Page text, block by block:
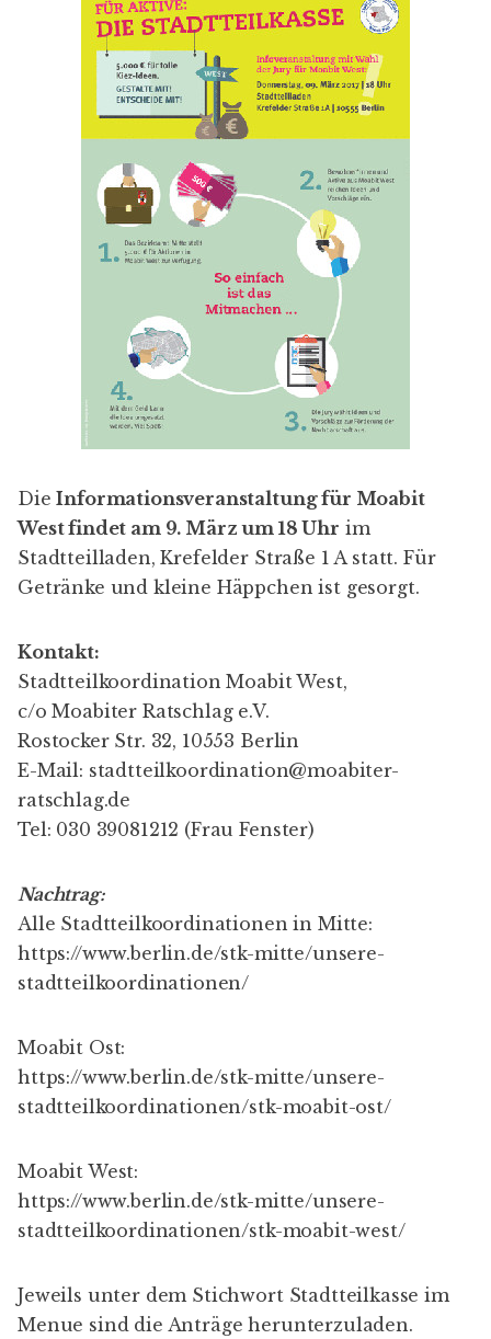
DieInformationsveranstaltung für Moabit
West findet am 9. März um 18 Uhr im
Stadtteilladen, Krefelder Straße 1 A statt. Für
Getränke und kleine Häppchen ist gesorgt.
Kontakt:
Stadtteilkoordination Moabit West,
c/o Moabiter Ratschlag e.V.
Rostocker Str. 32, 10553 Berlin
E-Mail: stadtteilkoordination@moabiter-
ratschlag.de
Tel: 030 39081212 (Frau Fenster)
Nachtrag:
Alle Stadtteilkoordinationen in Mitte:
https://www.berlin.de/stk-mitte/unsere-
stadtteilkoordinationen/
Moabit Ost:
https://www.berlin.de/stk-mitte/unsere-
stadtteilkoordinationen/stk-moabit-ost/
Moabit West:
https://www.berlin.de/stk-mitte/unsere-
stadtteilkoordinationen/stk-moabit-west/
Jeweils unter dem Stichwort Stadtteilkasse im
Menue sind die Anträge herunterzuladen.